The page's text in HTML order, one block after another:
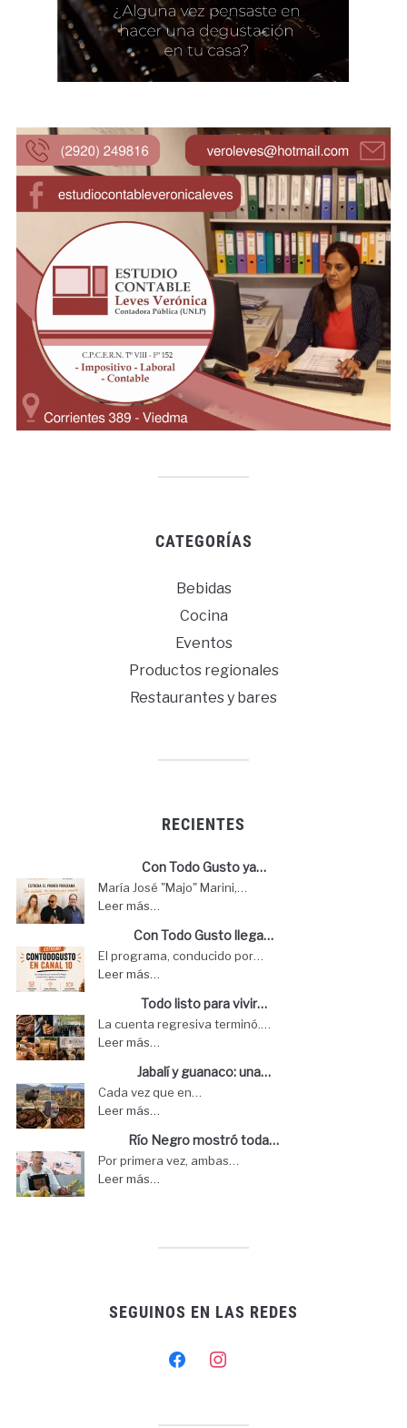
CATEGORÍAS
Bebidas
Cocina
Eventos
Productos regionales
Restaurantes y bares
RECIENTES
Con Todo Gusto ya…
María José "Majo" Marini,…
Leer más…
Con Todo Gusto llega…
El programa, conducido por…
Leer más…
Todo listo para vivir…
La cuenta regresiva terminó.…
Leer más…
Jabalí y guanaco: una…
Cada vez que en…
Leer más…
Río Negro mostró toda…
Por primera vez, ambas…
Leer más…
SEGUINOS EN LAS REDES
facebookinstagram